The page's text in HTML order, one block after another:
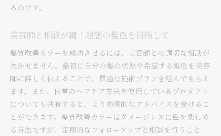
るのです。
美容師と相談が鍵！理想の髪色を目指して
髪質改善カラーを成功させるには、美容師との適切な相談が
欠かせません。最初に自分の髪の状態や希望する髪色を美容
師に詳しく伝えることで、最適な施術プランを組んでもらえ
ます。また、日常のヘアケア方法や使用しているプロダクト
についても共有すると、より効果的なアドバイスを受けるこ
とができます。髪質改善カラーはダメージレスに色を楽しめ
る方法ですが、定期的なフォローアップと相談を行うこと